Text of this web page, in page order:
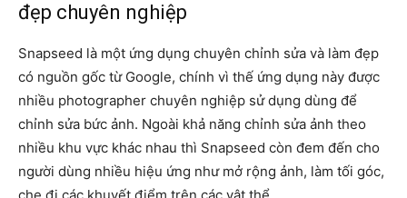
đẹp chuyên nghiệp
Snapseed là một ứng dụng chuyên chỉnh sửa và làm đẹp
có nguồn gốc từ Google, chính vì thế ứng dụng này được
nhiều photographer chuyên nghiệp sử dụng dùng để
chỉnh sửa bức ảnh. Ngoài khả năng chỉnh sửa ảnh theo
nhiều khu vực khác nhau thì Snapseed còn đem đến cho
người dùng nhiều hiệu ứng như mở rộng ảnh, làm tối góc,